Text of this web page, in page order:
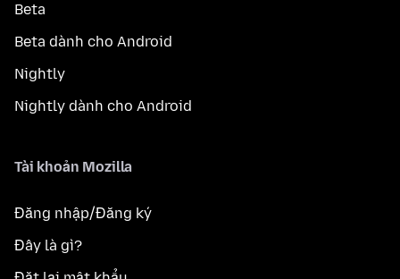
Beta
Beta dành cho Android
Nightly
Nightly dành cho Android
Tài khoản Mozilla
Đăng nhập/Đăng ký
Đây là gì?